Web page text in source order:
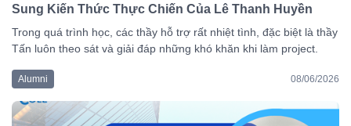
Sung Kiến Thức Thực Chiến Của Lê Thanh Huyền
Trong quá trình học, các thầy hỗ trợ rất nhiệt tình, đặc biệt là thầy
Tấn luôn theo sát và giải đáp những khó khăn khi làm project.
Alumni 08/06/2026